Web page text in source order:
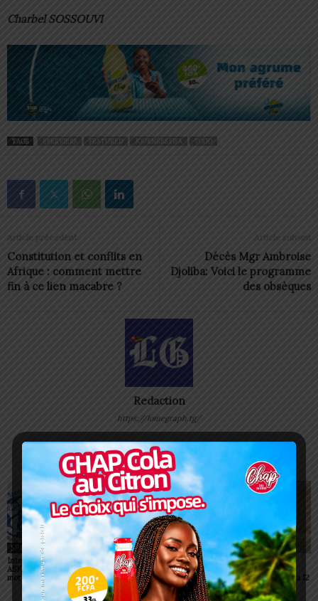
Charbel SOSSOUVI
TAGS EPERVIERS FEATURED JOURNÉES FIFA TOGO
Article précédent
Constitution et conflits en
Afrique : comment mettre
fin à ce lien macabre ?
Article suivant
Décès Mgr Ambroise
Djoliba: Voici le programme
des obsèques
Redaction
https://lomegraph.tg/
ARTICLES CONNEXES PLUS DE L'AUTEUR
SPORT
Interclubs CAF: ASCK et
ASKO face à deux gros
morceaux
SPORT
Championnats scolaires :
le LETP Sokodé décroche
le titre national
SPORT
Championnat D2 : des
surprises et des
confirmations lors de la J2